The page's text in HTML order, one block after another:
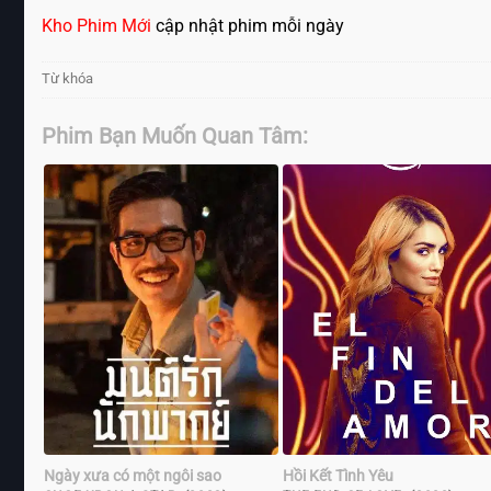
Kho Phim Mới cập nhật phim mỗi ngày
Từ khóa
Phim Bạn Muốn Quan Tâm:
Ngày xưa có một ngôi sao Hồi Kết Tình Yêu